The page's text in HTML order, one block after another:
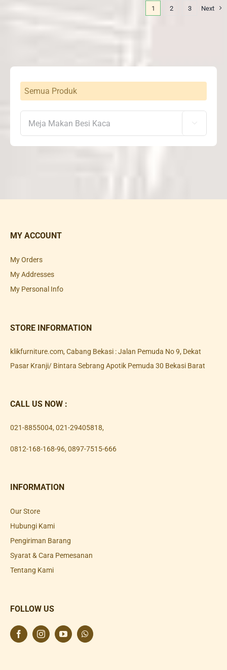
1 2 3 Next
Semua Produk

MY ACCOUNT
My Orders
My Addresses
My Personal Info
STORE INFORMATION
klikfurniture.com, Cabang Bekasi : Jalan Pemuda No 9, Dekat
Pasar Kranji/ Bintara Sebrang Apotik Pemuda 30 Bekasi Barat
CALL US NOW :
021-8855004, 021-29405818,
0812-168-168-96, 0897-7515-666
INFORMATION
Our Store
Hubungi Kami
Pengiriman Barang
Syarat & Cara Pemesanan
Tentang Kami
FOLLOW US